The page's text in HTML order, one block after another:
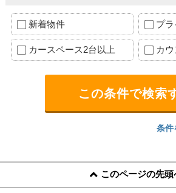
新着物件 プ
カースペース2台以上 カ
条件
このページの先頭